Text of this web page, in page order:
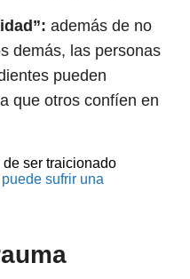
además de no
demás, las personas
pueden
que otros confíen en
ser traicionado
sufrir una